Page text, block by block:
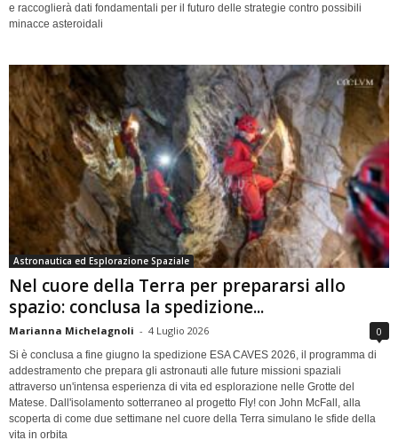
e raccoglierà dati fondamentali per il futuro delle strategie contro possibili
minacce asteroidali
Astronautica ed Esplorazione Spaziale
Nel cuore della Terra per prepararsi allo
spazio: conclusa la spedizione...
Marianna Michelagnoli - 4 Luglio 2026 0
Si è conclusa a fine giugno la spedizione ESA CAVES 2026, il programma di
addestramento che prepara gli astronauti alle future missioni spaziali
attraverso un'intensa esperienza di vita ed esplorazione nelle Grotte del
Matese. Dall'isolamento sotterraneo al progetto Fly! con John McFall, alla
scoperta di come due settimane nel cuore della Terra simulano le sfide della
vita in orbita